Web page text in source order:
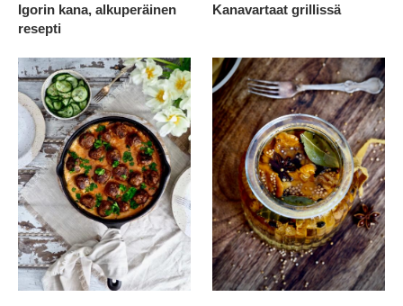
Igorin kana, alkuperäinen
resepti
Kanavartaat grillissä